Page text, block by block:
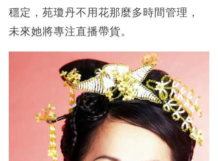
穩定，苑瓊丹不用花那麼多時間管理，
未來她將專注直播帶貨。